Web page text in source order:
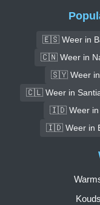
🇪🇸 Weer in
🇨🇳 Weer in
🇸🇾 Weer in
🇨🇱 Weer in
🇮🇩 Weer in
🇮🇩 Weer in